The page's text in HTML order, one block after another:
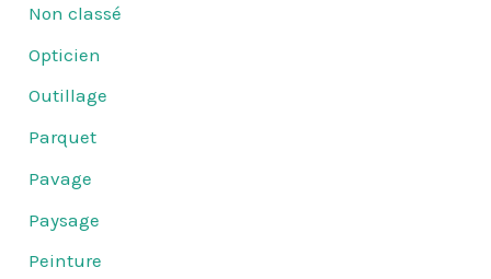
Non classé
Opticien
Outillage
Parquet
Pavage
Paysage
Peinture